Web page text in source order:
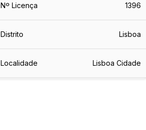
Nº Licença 1396
Distrito Lisboa
Localidade Lisboa Cidade